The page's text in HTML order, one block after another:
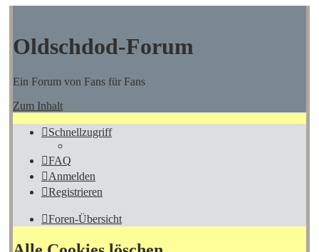
Oldschdod-Forum
Ein Forum von Fans für Fans
Zum Inhalt
Schnellzugriff
FAQ
Anmelden
Registrieren
Foren-Übersicht